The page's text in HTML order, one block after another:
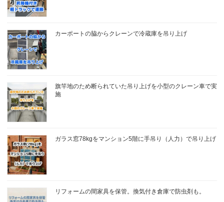
カーポートの脇からクレーンで冷蔵庫を吊り上げ
旗竿地のため断られていた吊り上げを小型のクレーン車で実
施
ガラス窓78kgをマンション5階に手吊り（人力）で吊り上げ
リフォームの間家具を保管。換気付き倉庫で防虫剤も。